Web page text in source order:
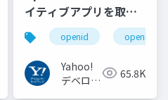
イティブアプリを取り
巻く仕様と動向 Yahoo!
JAPANの取り組み
#openid
#openid_tokyo
openid
Yahoo!
デベロッ
65.8K